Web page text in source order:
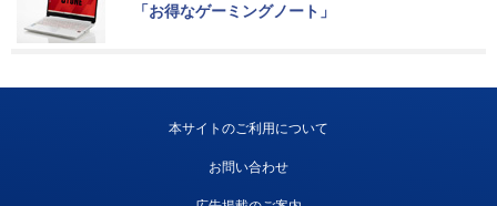
「お得なゲーミングノート」
本サイトのご利用について
お問い合わせ